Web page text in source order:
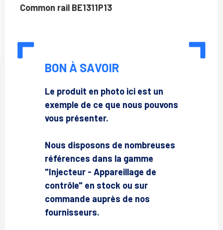
Common rail BE1311P13
BON À SAVOIR
Le produit en photo ici est un
exemple de ce que nous pouvons
vous présenter.
Nous disposons de nombreuses
références dans la gamme
"Injecteur - Appareillage de
contrôle" en stock ou sur
commande auprès de nos
fournisseurs.